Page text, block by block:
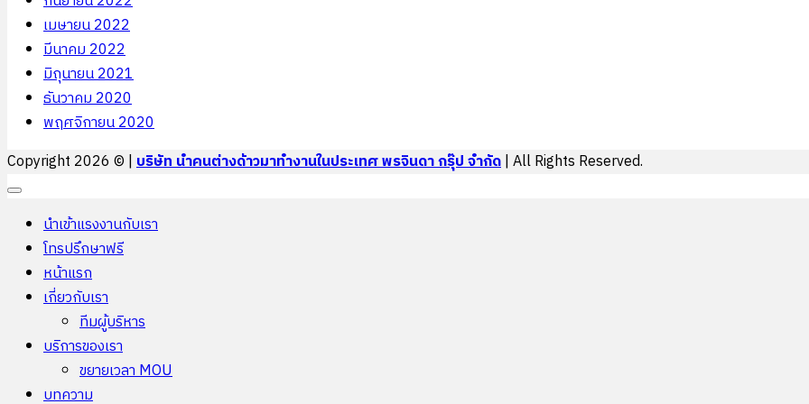
เมษายน 2022
มีนาคม 2022
มิถุนายน 2021
ธันวาคม 2020
พฤศจิกายน 2020
Copyright 2026 © | บริษัท นำคนต่างด้าวมาทำงานในประเทศ พรจินดา กรุ๊ป จำกัด| All Rights Reserved.
นำเข้าแรงงานกับเรา
โทรปรึกษาฟรี
หน้าแรก
เกี่ยวกับเรา
ทีมผู้บริหาร
บริการของเรา
ขยายเวลา MOU
บทความ